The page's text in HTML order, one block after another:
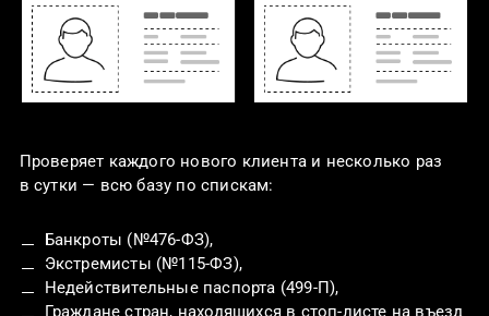
Проверяет каждого нового клиента и несколько раз
в сутки — всю базу по спискам:
Банкроты (№476-ФЗ),
Экстремисты (№115-ФЗ),
Недействительные паспорта (499-П),
Граждане стран, находящихся в стоп-листе на въезд